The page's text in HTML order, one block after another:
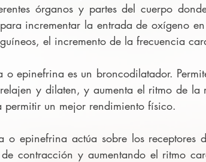
órganos y partes del cuerpo
incrementar la entrada de oxígeno
el incremento de la frecuencia
o epinefrina es un broncodilatador.
y dilaten, y aumenta el ritmo de
permitir un mejor rendimiento físico.
o epinefrina actúa sobre los receptores
contracción y aumentando el ritmo